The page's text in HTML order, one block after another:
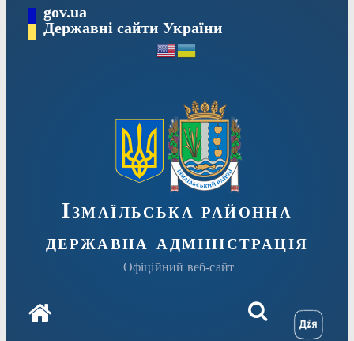
вмісту
gov.ua
Державні сайти України
Ізмаїльська районна
державна адміністрація
Офіційний веб-сайт